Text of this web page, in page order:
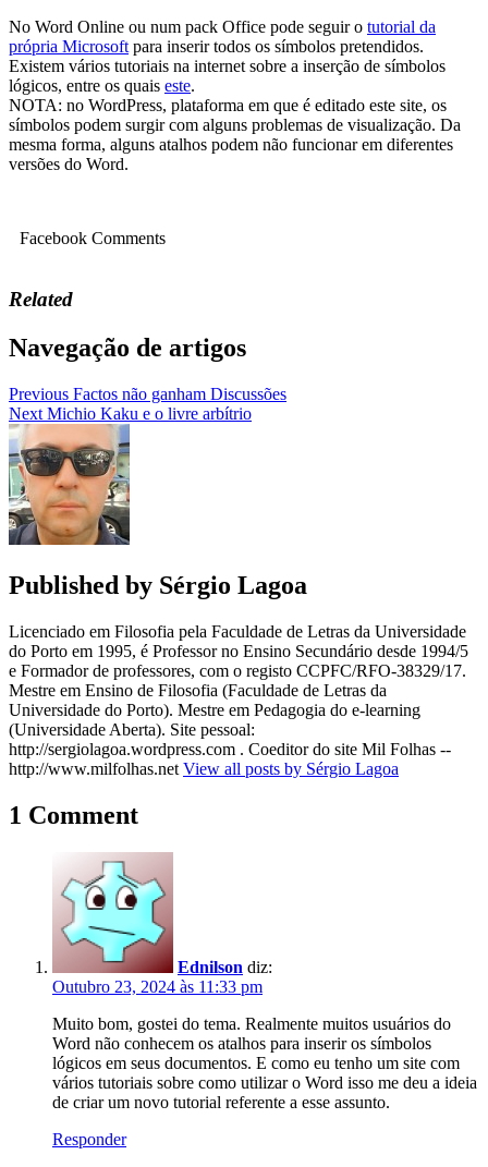
No Word Online ou num pack Office pode seguir o tutorial da
própria Microsoft para inserir todos os símbolos pretendidos.
Existem vários tutoriais na internet sobre a inserção de símbolos
lógicos, entre os quais este.
NOTA: no WordPress, plataforma em que é editado este site, os
símbolos podem surgir com alguns problemas de visualização. Da
mesma forma, alguns atalhos podem não funcionar em diferentes
versões do Word.
Facebook Comments
Related
Navegação de artigos
Previous Factos não ganham Discussões
Next Michio Kaku e o livre arbítrio
Published by Sérgio Lagoa
Licenciado em Filosofia pela Faculdade de Letras da Universidade
do Porto em 1995, é Professor no Ensino Secundário desde 1994/5
e Formador de professores, com o registo CCPFC/RFO-38329/17.
Mestre em Ensino de Filosofia (Faculdade de Letras da
Universidade do Porto). Mestre em Pedagogia do e-learning
(Universidade Aberta). Site pessoal:
http://sergiolagoa.wordpress.com . Coeditor do site Mil Folhas --
http://www.milfolhas.net View all posts by Sérgio Lagoa
1 Comment
Ednilson diz:
Outubro 23, 2024 às 11:33 pm
Muito bom, gostei do tema. Realmente muitos usuários do
Word não conhecem os atalhos para inserir os símbolos
lógicos em seus documentos. E como eu tenho um site com
vários tutoriais sobre como utilizar o Word isso me deu a ideia
de criar um novo tutorial referente a esse assunto.
Responder